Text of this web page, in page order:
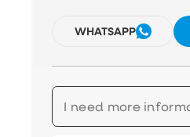
WHATSAPP
I need more